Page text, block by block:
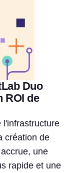
Duo
ROI de
l'infrastructure
création de
une
rapide et une